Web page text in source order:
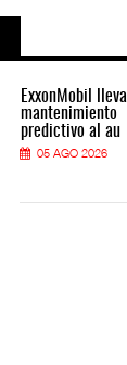
ExxonMobil lleva
mantenimiento
predictivo al au
05 AGO 2026